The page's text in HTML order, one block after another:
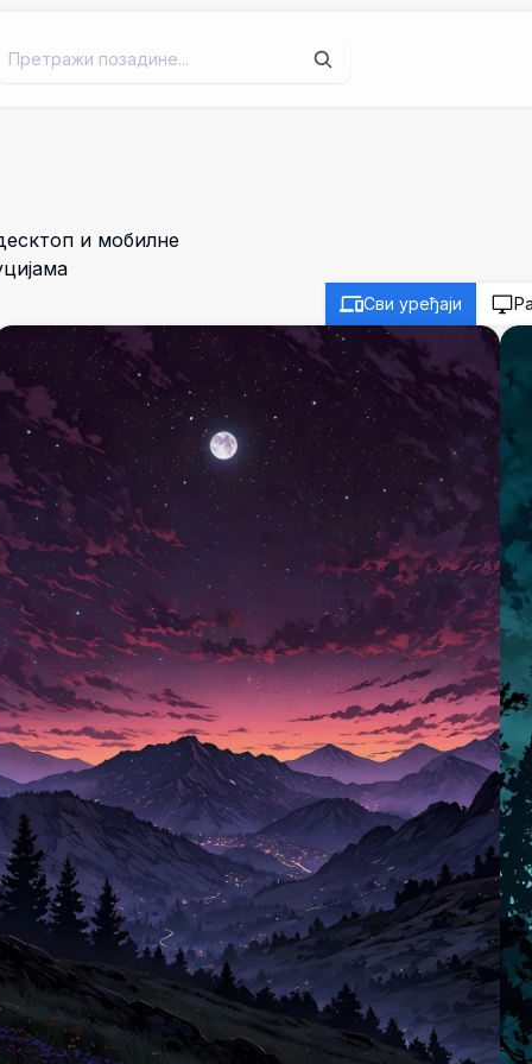
и мобилне
Сви уређаји